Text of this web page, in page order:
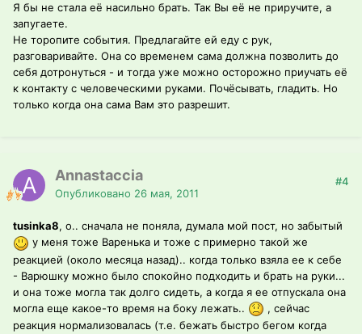
Я бы не стала её насильно брать. Так Вы её не приручите, а
запугаете.
Не торопите события. Предлагайте ей еду с рук,
разговаривайте. Она со временем сама должна позволить до
себя дотронуться - и тогда уже можно осторожно приучать её
к контакту с человеческими руками. Почёсывать, гладить. Но
только когда она сама Вам это разрешит.
Annastaccia
Опубликовано 26 мая, 2011
#4
tusinka8, о.. сначала не поняла, думала мой пост, но забытый
у меня тоже Варенька и тоже с примерно такой же
реакцией (около месяца назад).. когда только взяла ее к себе
- Варюшку можно было спокойно подходить и брать на руки...
и она тоже могла так долго сидеть, а когда я ее отпускала она
могла еще какое-то время на боку лежать..
, сейчас
реакция нормализовалась (т.е. бежать быстро бегом когда